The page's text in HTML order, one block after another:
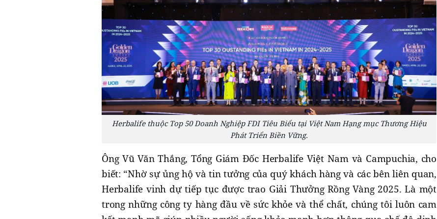
Herbalife thuộc Top 50 Doanh Nghiệp FDI Tiêu Biểu tại Việt Nam Hạng mục Thương Hiệu
Phát Triển Biền Vững.
Ông Vũ Văn Thắng, Tổng Giám Đốc Herbalife Việt Nam và Campuchia, cho
biết: “Nhờ sự ủng hộ và tin tưởng của quý khách hàng và các bên liên quan,
Herbalife vinh dự tiếp tục được trao Giải Thưởng Rồng Vàng 2025. Là một
trong những công ty hàng đầu về sức khỏe và thể chất, chúng tôi luôn cam